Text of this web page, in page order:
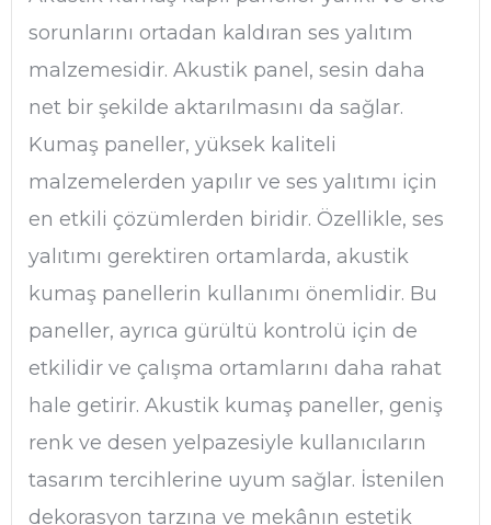
sorunlarını ortadan kaldıran ses yalıtım
malzemesidir. Akustik panel, sesin daha
net bir şekilde aktarılmasını da sağlar.
Kumaş paneller, yüksek kaliteli
malzemelerden yapılır ve ses yalıtımı için
en etkili çözümlerden biridir. Özellikle, ses
yalıtımı gerektiren ortamlarda, akustik
kumaş panellerin kullanımı önemlidir. Bu
paneller, ayrıca gürültü kontrolü için de
etkilidir ve çalışma ortamlarını daha rahat
hale getirir. Akustik kumaş paneller, geniş
renk ve desen yelpazesiyle kullanıcıların
tasarım tercihlerine uyum sağlar. İstenilen
dekorasyon tarzına ve mekânın estetik